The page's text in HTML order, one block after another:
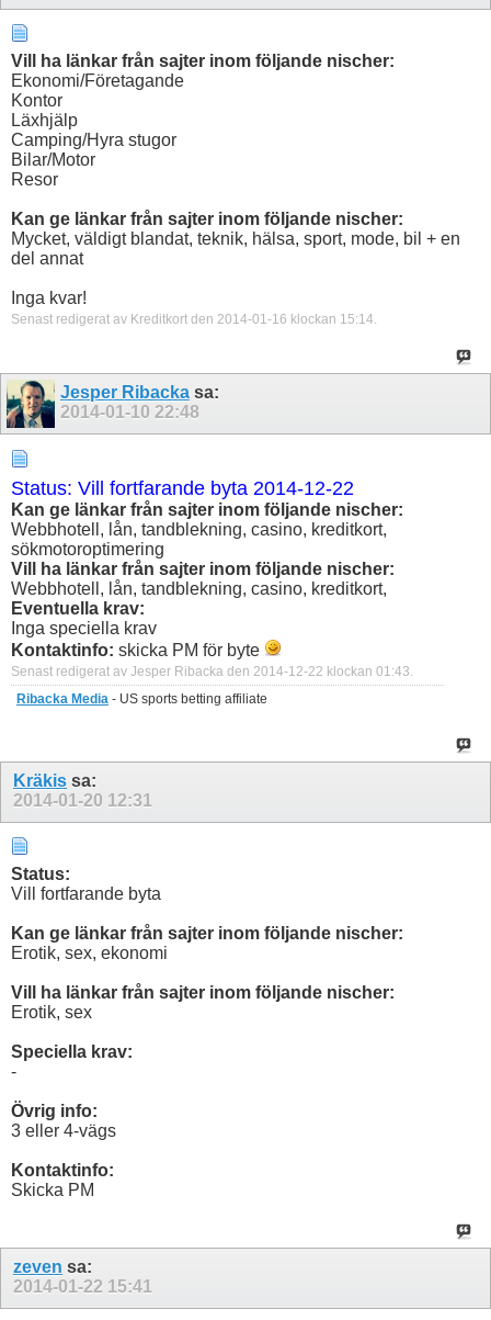
Vill ha länkar från sajter inom följande nischer:
Ekonomi/Företagande
Kontor
Läxhjälp
Camping/Hyra stugor
Bilar/Motor
Resor
Kan ge länkar från sajter inom följande nischer:
Mycket, väldigt blandat, teknik, hälsa, sport, mode, bil + en
del annat
Inga kvar!
Senast redigerat av Kreditkort den 2014-01-16 klockan 15:14.
Jesper Ribacka sa:
2014-01-10 22:48
Status: Vill fortfarande byta 2014-12-22
Kan ge länkar från sajter inom följande nischer:
Webbhotell, lån, tandblekning, casino, kreditkort,
sökmotoroptimering
Vill ha länkar från sajter inom följande nischer:
Webbhotell, lån, tandblekning, casino, kreditkort,
Eventuella krav:
Inga speciella krav
Kontaktinfo: skicka PM för byte
Senast redigerat av Jesper Ribacka den 2014-12-22 klockan 01:43
Ribacka Media - US sports betting affiliate
Kräkis sa:
2014-01-20 12:31
Status:
Vill fortfarande byta
Kan ge länkar från sajter inom följande nischer:
Erotik, sex, ekonomi
Vill ha länkar från sajter inom följande nischer:
Erotik, sex
Speciella krav:
-
Övrig info:
3 eller 4-vägs
Kontaktinfo:
Skicka PM
zeven sa:
2014-01-22 15:41